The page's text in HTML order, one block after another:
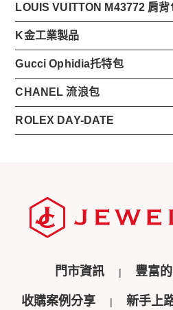
LOUIS VUITTON M43772 肩背
K金工業製品
Gucci Ophidia托特包
CHANEL 流浪包
ROLEX DAY-DATE
門市資訊 豐富
收購案例分享 新手上